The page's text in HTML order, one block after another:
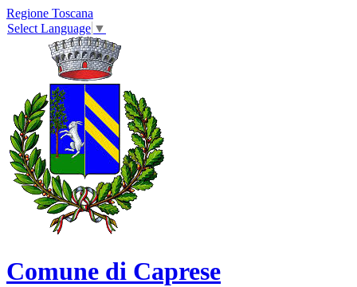
Regione Toscana
Select Language ▼
Comune di Caprese